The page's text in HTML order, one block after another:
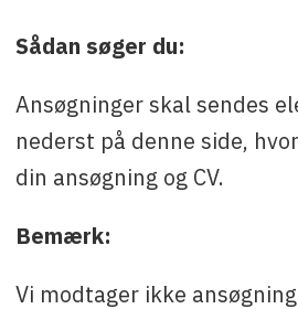
Sådan søger du:
Ansøgninger skal sendes
nederst på denne side,
din ansøgning og CV.
Bemærk:
Vi modtager ikke